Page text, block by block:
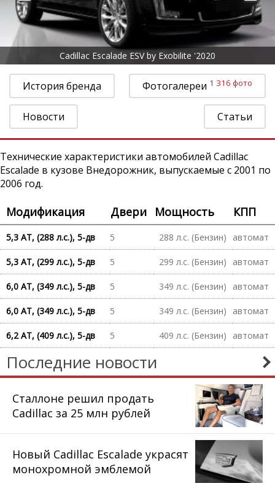
Cadillac Escalade ESV by Exobilite '2020
История бренда Фотогалереи 1 316 фото
Новости Статьи
Технические характеристики автомобилей Cadillac
Escalade в кузове Внедорожник, выпускаемые с 2001 по
2006 год.
Модификация Двери Мощность КПП
5,3 AT, (288 л.с.), 5-дв 5 288 л.с. (Бензин) автомат
5,3 AT, (299 л.с.), 5-дв 5 299 л.с. (Бензин) автомат
6,0 AT, (349 л.с.), 5-дв 5 349 л.с. (Бензин) автомат
6,0 AT, (349 л.с.), 5-дв 5 349 л.с. (Бензин) автомат
6,2 AT, (409 л.с.), 5-дв 5 409 л.с. (Бензин) автомат
Последние новости
Сталлоне решил продать
Cadillac за 25 млн рублей
Новый Cadillac Escalade украсят
монохромной эмблемой